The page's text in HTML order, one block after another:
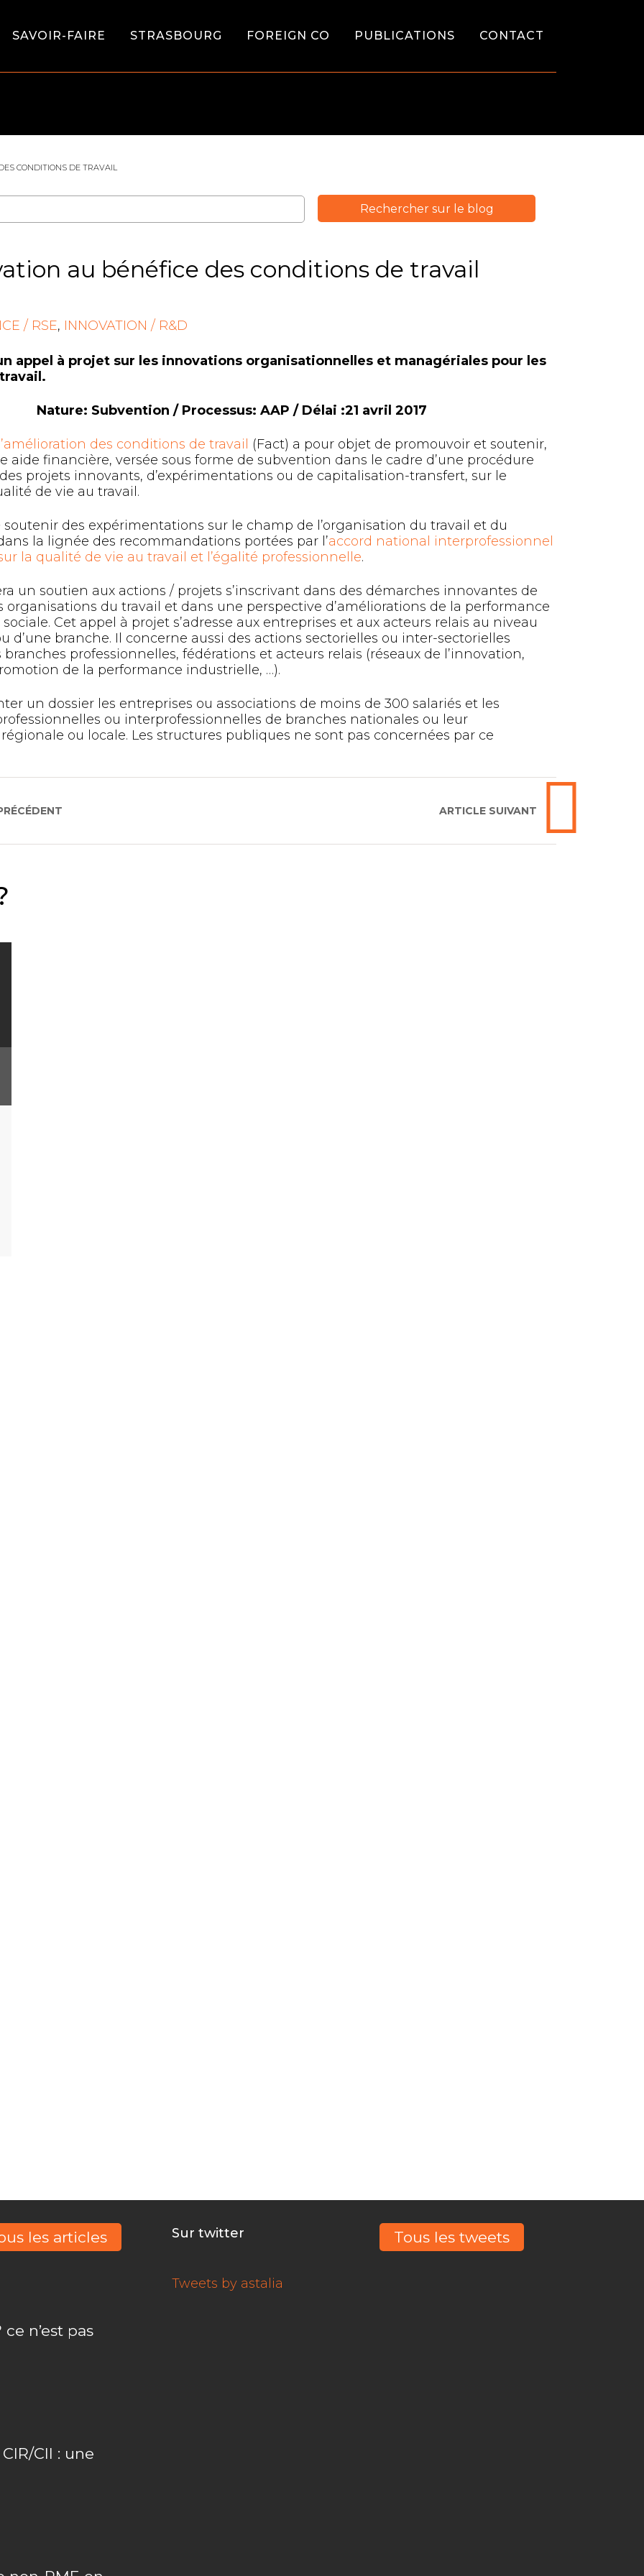
SAVOIR-FAIRE STRASBOURG FOREIGN CO PUBLICATIONS CONTACT
CONDITIONS DE TRAVAIL
au bénéfice des conditions de travail
/ RSE, INNOVATION / R&D
appel à projet sur les innovations organisationnelles et managériales pour les
Nature: Subvention / Processus: AAP / Délai :21 avril 2017
des conditions de travail
(Fact) a pour objet de promouvoir et soutenir,
aide financière, versée sous forme de subvention dans le cadre d’une procédure
des projets innovants, d’expérimentations ou de capitalisation-transfert, sur le
de vie au travail.
soutenir des expérimentations sur le champ de l’organisation du travail et du
la lignée des recommandations portées par l’accord national interprofessionnel
la qualité de vie au travail et l’égalité professionnelle.
un soutien aux actions / projets s’inscrivant dans des démarches innovantes de
organisations du travail et dans une perspective d’améliorations de la performance
Cet appel à projet s’adresse aux entreprises et aux acteurs relais au niveau
d’une branche. Il concerne aussi des actions sectorielles ou inter-sectorielles
branches professionnelles, fédérations et acteurs relais (réseaux de l’innovation,
de la performance industrielle, …).
un dossier les entreprises ou associations de moins de 300 salariés et les
ou interprofessionnelles de branches nationales ou leur
ou locale. Les structures publiques ne sont pas concernées par ce
ARTICLE SUIVANT
les articles
n’est pas
CII : une
Sur twitter Tous les tweets
Tweets by astalia